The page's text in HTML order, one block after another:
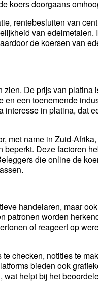
koers doorgaans
rentebesluiten van
van edelmetalen.
de koersen van
De prijs van platina
een toenemende
in platina, dat
met name in Zuid-
Deze factoren
die online de
handelaren, maar
patronen worden
of reageert op
checken, notities te
bieden ook
helpt bij het